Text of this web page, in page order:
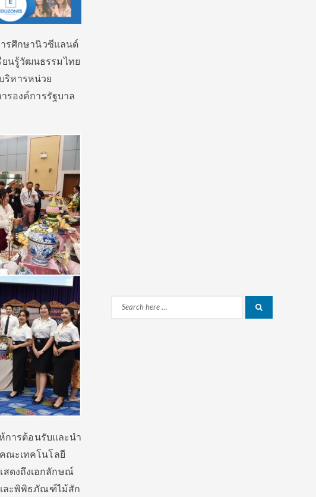
รศึกษานิวซีแลนด์
ยนรู้วัฒนธรรมไทย
หารหน่วย
รองค์การรัฐบาล
การต้อนรับและนำ
ณะเทคโนโลยี
สดงถึงเอกลักษณ์
และพิพิธภัณฑ์ไม้สัก
Search